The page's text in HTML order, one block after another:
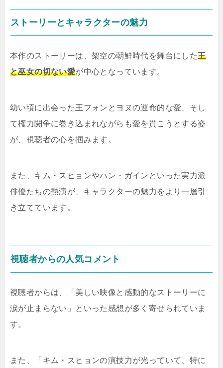
ストーリーとキャラクターの魅力
本作のストーリーは、架空の朝鮮時代を舞台にした王
と巫女の切ない愛が中心となっています。
幼い頃に出会った王フォンとヨヌの運命的な愛、そし
て権力闘争に巻き込まれながらも愛を貫こうとする姿
が、視聴者の心を掴みます。
また、キム・スヒョンやハン・ガインといった実力派
俳優たちの熱演が、キャラクターの魅力をより一層引
き立てています。
視聴者からの人気コメント
視聴者からは、「美しい映像と感動的なストーリーに
涙が止まらない」といった感想が多く寄せられていま
す。
また、「キム・スヒョンの演技力が光っていて、特に